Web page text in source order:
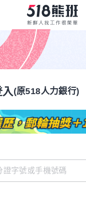
(原518人力銀行)